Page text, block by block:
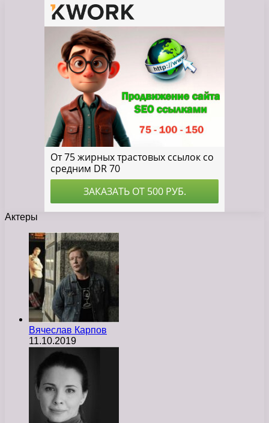
Актеры
Вячеслав Карпов
11.10.2019